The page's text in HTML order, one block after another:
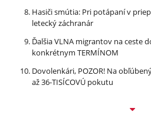
Hasiči smútia: Pri potápaní v
letecký záchranár
Ďalšia VLNA migrantov na ceste
konkrétnym TERMÍNOM
Dovolenkári, POZOR! Na
až 36-TISÍCOVÚ pokutu